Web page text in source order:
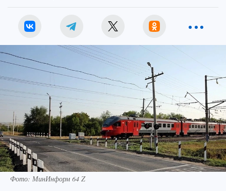
Фото: МинИнформ 64 Z